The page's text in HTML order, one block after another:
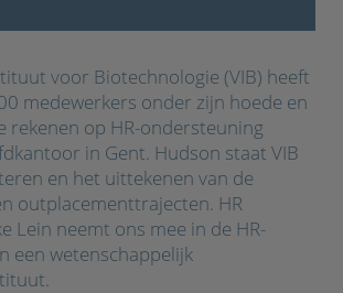
voor Biotechnologie (VIB) heeft
medewerkers onder zijn hoede en
rekenen op HR-ondersteuning
in Gent. Hudson staat VIB
en het uittekenen van de
outplacementtrajecten. HR
Lein neemt ons mee in de HR-
een wetenschappelijk